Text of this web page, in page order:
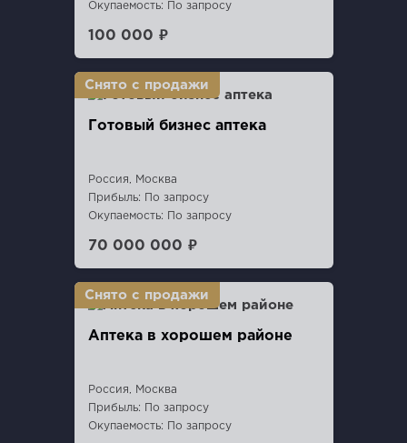
Окупаемость: По запросу
100 000 ₽
Готовый бизнес аптека
Россия, Москва
Прибыль: По запросу
Окупаемость: По запросу
70 000 000 ₽
Аптека в хорошем районе
Россия, Москва
Прибыль: По запросу
Окупаемость: По запросу